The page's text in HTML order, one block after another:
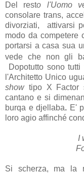
Del resto l'Uomo
consolare trans,
divorziati, attivarsi
modo da competere
portarsi a casa sua
vede che non gli
Dopotutto sono
l'Architetto Unico
showtipo X Factor
cantano e si
burqa e djellaba. E'
loro agio affinché
I
Follow Him
Si scherza, ma la